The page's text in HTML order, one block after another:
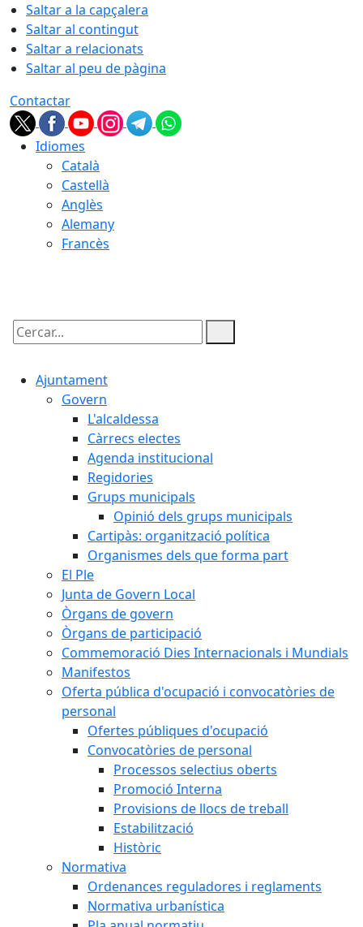
Saltar a la capçalera
Saltar al contingut
Saltar a relacionats
Saltar al peu de pàgina
Contactar
Idiomes
Català
Castellà
Anglès
Alemany
Francès
Cercar:
Ajuntament
Govern
L'alcaldessa
Càrrecs electes
Agenda institucional
Regidories
Grups municipals
Opinió dels grups municipals
Cartipàs: organització política
Organismes dels que forma part
El Ple
Junta de Govern Local
Òrgans de govern
Òrgans de participació
Commemoració Dies Internacionals i Mundials
Manifestos
Oferta pública d'ocupació i convocatòries de
personal
Ofertes públiques d'ocupació
Convocatòries de personal
Processos selectius oberts
Promoció Interna
Provisions de llocs de treball
Estabilització
Històric
Normativa
Ordenances reguladores i reglaments
Normativa urbanística